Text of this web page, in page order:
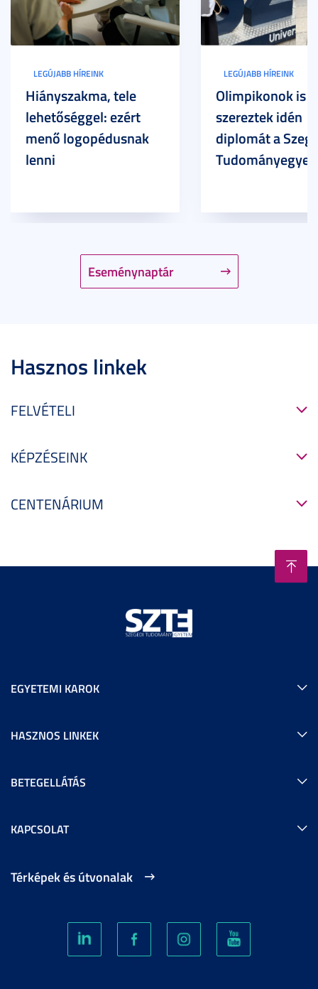
Eseménynaptár
LEGÚJABB HÍREINK
Hiányszakma, tele
lehetőséggel: ezért
menő logopédusnak
lenni
LEGÚJABB HÍREINK
Olimpikonok is
szereztek idén
diplomát a
Hasznos linkek
FELVÉTELI
KÉPZÉSEINK
CENTENÁRIUM
EGYETEMI KAROK
HASZNOS LINKEK
BETEGELLÁTÁS
KAPCSOLAT
Térképek és útvonalak